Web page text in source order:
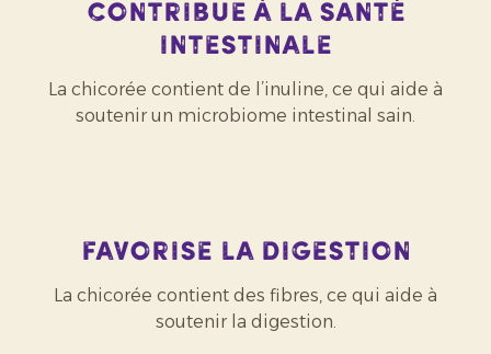
Contribue à la santé
intestinale
La chicorée contient de l’inuline, ce qui aide à
soutenir un microbiome intestinal sain.
Favorise la digestion
La chicorée contient des fibres, ce qui aide à
soutenir la digestion.